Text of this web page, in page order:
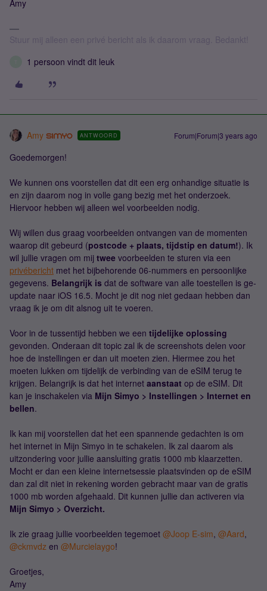
Amy
Stuur mij alleen een privé bericht als ik daarom vraag. Bedankt!
1 persoon vindt dit leuk
Amy ANTWOORD Forum|Forum|3 years ago
Goedemorgen!
We kunnen ons voorstellen dat dit een erg onhandige situatie is
en zijn daarom nog in volle gang bezig met het onderzoek.
Hiervoor hebben wij alleen wel voorbeelden nodig.
Wij willen dus graag voorbeelden ontvangen van de momenten
waarop dit gebeurd (postcode + plaats, tijdstip en datum!). Ik
wil jullie vragen om mij twee voorbeelden te sturen via een
privébericht met het bijbehorende 06-nummers en persoonlijke
gegevens. Belangrijk is dat de software van alle toestellen is ge-
update naar iOS 16.5. Mocht je dit nog niet gedaan hebben dan
vraag ik je om dit alsnog uit te voeren.
Voor in de tussentijd hebben we een tijdelijke oplossing
gevonden. Onderaan dit topic zal ik de screenshots delen voor
hoe de instellingen er dan uit moeten zien. Hiermee zou het
moeten lukken om tijdelijk de verbinding van de eSIM terug te
krijgen. Belangrijk is dat het internet aanstaat op de eSIM. Dit
kan je inschakelen via Mijn Simyo > Instellingen > Internet en
bellen.
Ik kan mij voorstellen dat het een spannende gedachten is om
het internet in Mijn Simyo in te schakelen. Ik zal daarom als
uitzondering voor jullie aansluiting gratis 1000 mb klaarzetten.
Mocht er dan een kleine internetsessie plaatsvinden op de eSIM
dan zal dit niet in rekening worden gebracht maar van de gratis
1000 mb worden afgehaald. Dit kunnen jullie dan activeren via
Mijn Simyo > Overzicht.
Ik zie graag jullie voorbeelden tegemoet @Joop E-sim, @Aard,
@ckmvdz en @Murcielaygo!
Groetjes,
Amy